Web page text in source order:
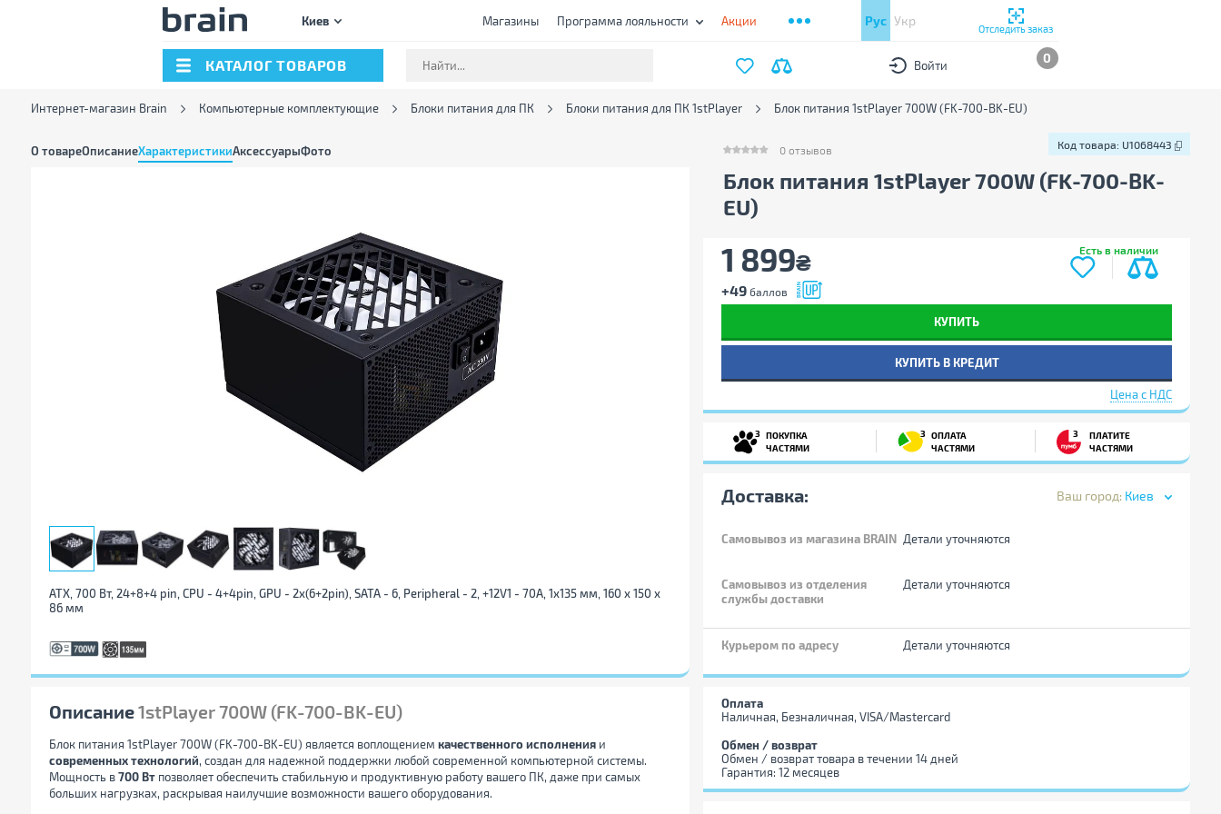
Киев Магазины Программа лояльности Акции Рус Укр
Отследить заказ
КАТАЛОГ ТОВАРОВ Войти 0
Интернет-магазин Brain Компьютерные комплектующие Блоки питания для ПК Блоки питания для ПК 1stPlayer Блок питания 1stPlayer 700W (FK-700-BK-EU)
О товареОписаниеХарактеристикиАксессуарыФото 0 отзывов Код товара: U1068443
ATX, 700 Вт, 24+8+4 pin, CPU - 4+4pin, GPU - 2x(6+2pin), SATA - 6, Peripheral - 2, +12V1 - 70A, 1x135 мм, 160 x 150 x
86 мм
Описание1stPlayer 700W (FK-700-BK-EU)
Блок питания 1stPlayer 700W (FK-700-BK-EU) является воплощением качественного исполненияи
современных технологий, создан для надежной поддержки любой современной компьютерной системы.
Мощность в 700 Втпозволяет обеспечить стабильную и продуктивную работу вашего ПК, даже при самых
больших нагрузках, раскрывая наилучшие возможности вашего оборудования.
0 отзывов Код товара: U1068443
Блок питания 1stPlayer 700W (FK-700-BK-
EU)
1 899₴
+49 баллов
Есть в наличии
КУПИТЬ
КУПИТЬ В КРЕДИТ
Цена с НДС
3 ПОКУПКА
ЧАСТЯМИ
3 ОПЛАТА
ЧАСТЯМИ
3
ПЛАТИТЕ
ЧАСТЯМИ
Доставка: Ваш город: Киев
Самовывоз из магазина BRAIN Детали уточняются
Самовывоз из отделения
службы доставки
Детали уточняются
Курьером по адресу Детали уточняются
Оплата
Наличная, Безналичная, VISA/Mastercard
Обмен / возврат
Обмен / возврат товара в течении 14 дней
Гарантия: 12 месяцев